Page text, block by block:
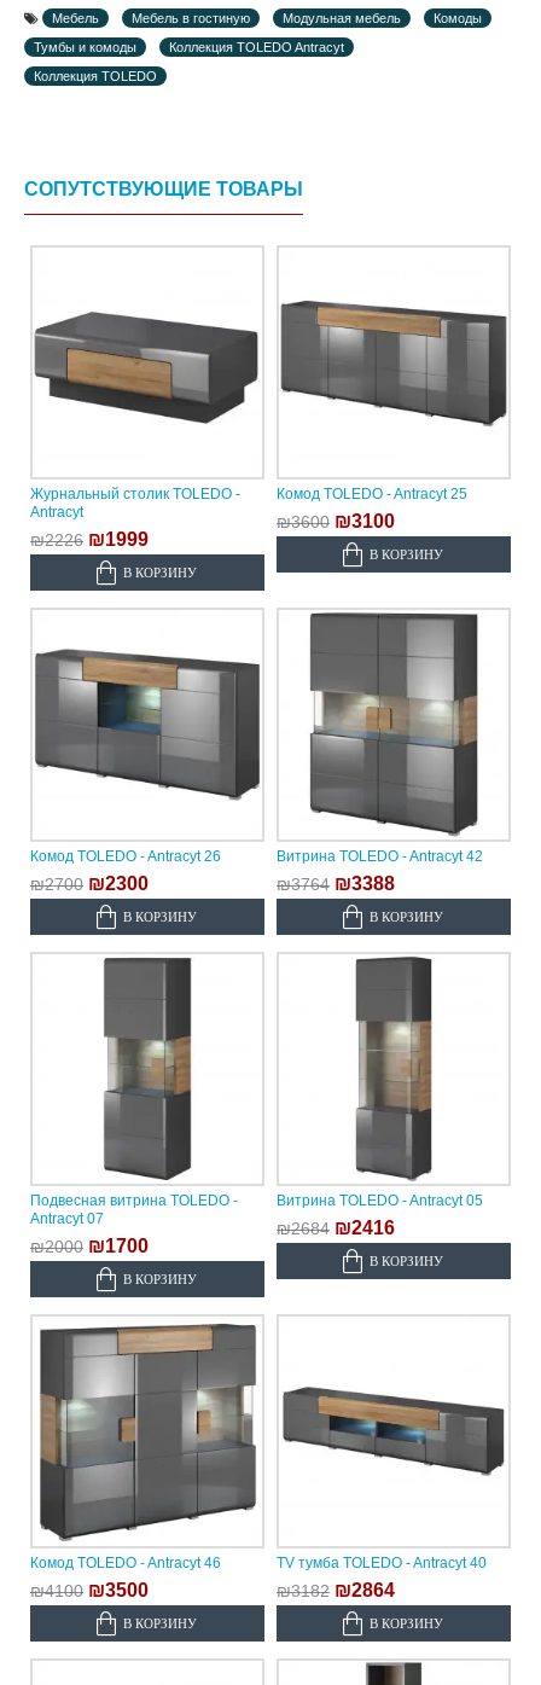
Мебель Мебель в гостиную Модульная мебель
Комоды
Тумбы и комоды
Коллекция TOLEDO Antracyt
Коллекция TOLEDO
СОПУТСТВУЮЩИЕ ТОВАРЫ
Журнальный столик TOLEDO -
Antracyt
₪2226 ₪1999
В КОРЗИНУ
Комод TOLEDO - Antracyt 25
₪3600 ₪3100
В КОРЗИНУ
Комод TOLEDO - Antracyt 26
₪2700 ₪2300
В КОРЗИНУ
Витрина TOLEDO - Antracyt 42
₪3764 ₪3388
В КОРЗИНУ
Подвесная витрина TOLEDO -
Antracyt 07
₪2000 ₪1700
В КОРЗИНУ
Витрина TOLEDO - Antracyt 05
₪2684 ₪2416
В КОРЗИНУ
Комод TOLEDO - Antracyt 46
₪4100 ₪3500
В КОРЗИНУ
TV тумба TOLEDO - Antracyt 40
₪3182 ₪2864
В КОРЗИНУ